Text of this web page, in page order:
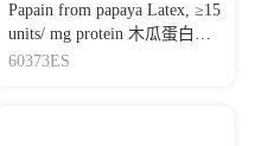
Papain from papaya Latex, ≥15
units/ mg protein 木瓜蛋白
酶，来源于木瓜乳液
60373ES